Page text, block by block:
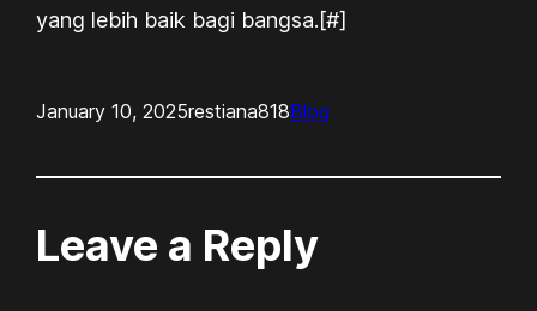
yang lebih baik bagi bangsa.[#]
January 10, 2025restiana818Blog
Leave a Reply